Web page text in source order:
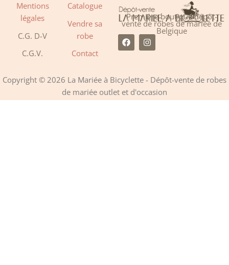
Mentions
légales
C.G. D-V
C.G.V.
Catalogue
Vendre sa
robe
Contact
Première boutique dépôt-
vente de robes de mariée de
Belgique
F
a
c
o
k
I
n
s
g
a
m
Copyright © 2026 La Mariée à Bicyclette - Dépôt-vente de robes
de mariée outlet et d'occasion